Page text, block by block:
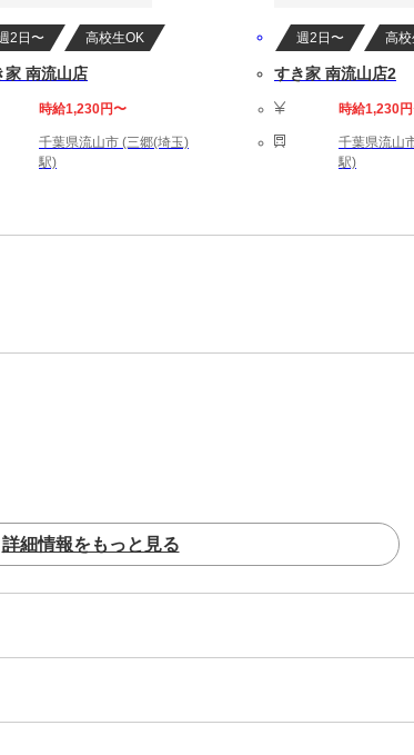
2日〜 高校生OK
家 南流山店
時給1,230円〜
千葉県流山市 (三郷(埼玉)
駅)
週2日〜 高校
すき家 南流山店2
時給1,230
千葉県流山
駅)
詳細情報をもっと見る